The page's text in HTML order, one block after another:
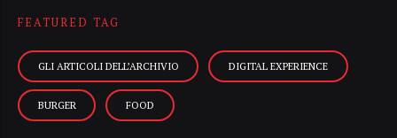
FEATURED TAG
GLI ARTICOLI DELL’ARCHIVIO DIGITAL EXPERIENCE
BURGER FOOD